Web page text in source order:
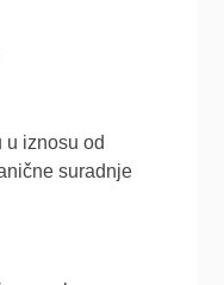
u iznosu od
suradnje